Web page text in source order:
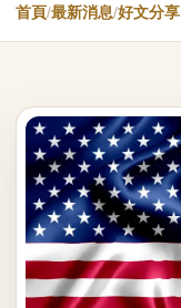
首頁/最新消息/好文分享